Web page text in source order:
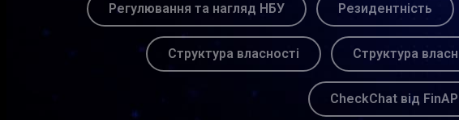
Регулювання та нагляд НБУ Резидентність
Структура власності Структура
CheckChat від